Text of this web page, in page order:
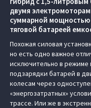
двумя
суммарной
тяговой батареей
Похожая силовая
но есть одно важное
исключительно в режиме
подзарядки батарей в
колесам через
«энергозатратных»
трассе. Или же в